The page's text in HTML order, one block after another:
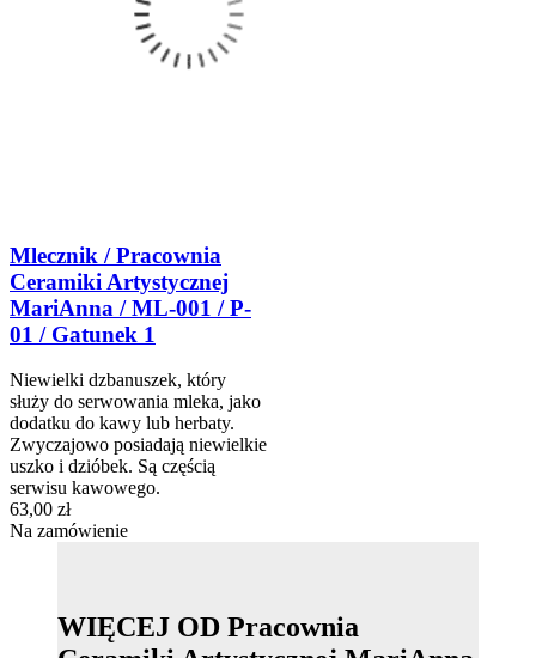
Mlecznik / Pracownia
Ceramiki Artystycznej
MariAnna / ML-001 / P-
01 / Gatunek 1
Niewielki dzbanuszek, który
służy do serwowania mleka, jako
dodatku do kawy lub herbaty.
Zwyczajowo posiadają niewielkie
uszko i dzióbek. Są częścią
serwisu kawowego.
63,00 zł
Na zamówienie
WIĘCEJ OD Pracownia